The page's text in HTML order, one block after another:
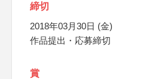
締切
2018年03月30日 (金)
作品提出・応募締切
賞